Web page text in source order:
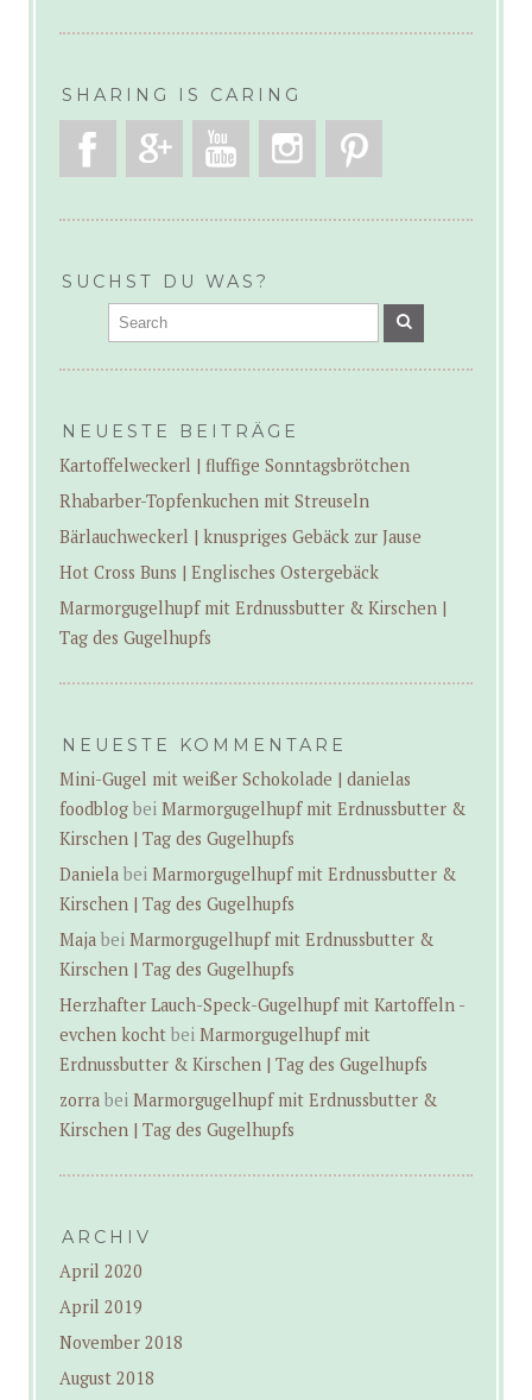
SHARING IS CARING
SUCHST DU WAS?
NEUESTE BEITRÄGE
Kartoffelweckerl | fluffige Sonntagsbrötchen
Rhabarber-Topfenkuchen mit Streuseln
Bärlauchweckerl | knuspriges Gebäck zur Jause
Hot Cross Buns | Englisches Ostergebäck
Marmorgugelhupf mit Erdnussbutter & Kirschen |
Tag des Gugelhupfs
NEUESTE KOMMENTARE
Mini-Gugel mit weißer Schokolade | danielas
foodblogbei Marmorgugelhupf mit Erdnussbutter &
Kirschen | Tag des Gugelhupfs
Daniela bei Marmorgugelhupf mit Erdnussbutter &
Kirschen | Tag des Gugelhupfs
Maja bei Marmorgugelhupf mit Erdnussbutter &
Kirschen | Tag des Gugelhupfs
Herzhafter Lauch-Speck-Gugelhupf mit Kartoffeln -
evchen kochtbei Marmorgugelhupf mit
Erdnussbutter & Kirschen | Tag des Gugelhupfs
zorra bei Marmorgugelhupf mit Erdnussbutter &
Kirschen | Tag des Gugelhupfs
ARCHIV
April 2020
April 2019
November 2018
August 2018